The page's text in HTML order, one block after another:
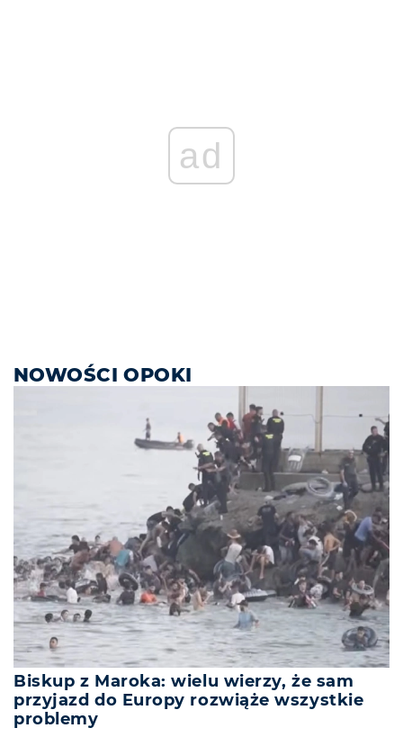
ad
NOWOŚCI OPOKI
Biskup z Maroka: wielu wierzy, że sam
przyjazd do Europy rozwiąże wszystkie
problemy